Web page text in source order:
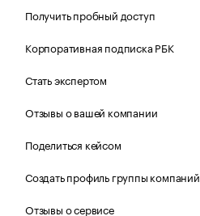
Получить пробный доступ
Корпоративная подписка РБК
Стать экспертом
Отзывы о вашей компании
Поделиться кейсом
Создать профиль группы компаний
Отзывы о сервисе